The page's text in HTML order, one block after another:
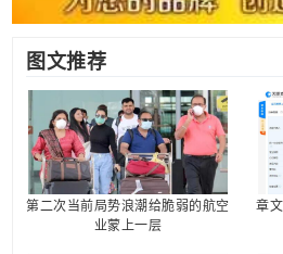
图文推荐
第二次当前局势浪潮给脆弱的航空
业蒙上一层
章